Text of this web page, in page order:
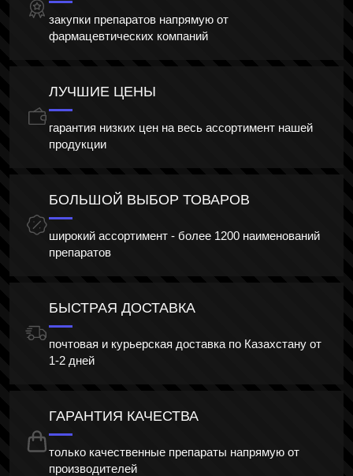
закупки препаратов напрямую от
фармацевтических компаний
ЛУЧШИЕ ЦЕНЫ
гарантия низких цен на весь ассортимент нашей
продукции
БОЛЬШОЙ ВЫБОР ТОВАРОВ
широкий ассортимент - более 1200 наименований
препаратов
БЫСТРАЯ ДОСТАВКА
почтовая и курьерская доставка по Казахстану от
1-2 дней
ГАРАНТИЯ КАЧЕСТВА
только качественные препараты напрямую от
производителей